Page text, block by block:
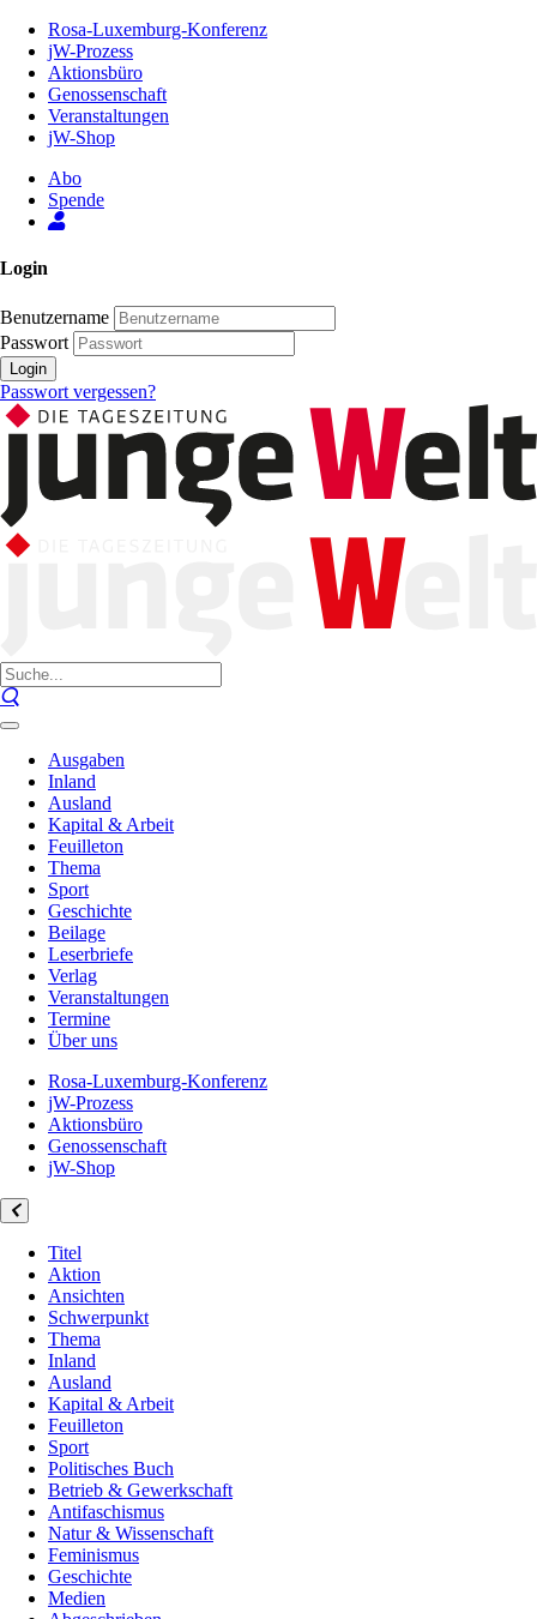
Inhalt
Seite
Rosa-Luxemburg-Konferenz
jW-Prozess
Aktionsbüro
Genossenschaft
Veranstaltungen
jW-Shop
Abo
Spende
Login
Benutzername
Passwort
Login
Passwort vergessen?
Ausgaben
Inland
Ausland
Kapital & Arbeit
Feuilleton
Thema
Sport
Geschichte
Beilage
Leserbriefe
Verlag
Veranstaltungen
Termine
Über uns
Rosa-Luxemburg-Konferenz
jW-Prozess
Aktionsbüro
Genossenschaft
jW-Shop
Titel
Aktion
Ansichten
Schwerpunkt
Thema
Inland
Ausland
Kapital & Arbeit
Feuilleton
Sport
Politisches Buch
Betrieb & Gewerkschaft
Antifaschismus
Natur & Wissenschaft
Feminismus
Geschichte
Medien